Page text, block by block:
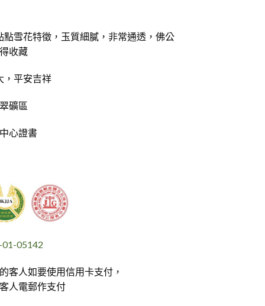
雪花特徵，玉質細膩，非常通透，佛公
收藏
平安吉祥
礦區
心證書
05142
的客人如要使用信用卡支付，
人電郵作支付